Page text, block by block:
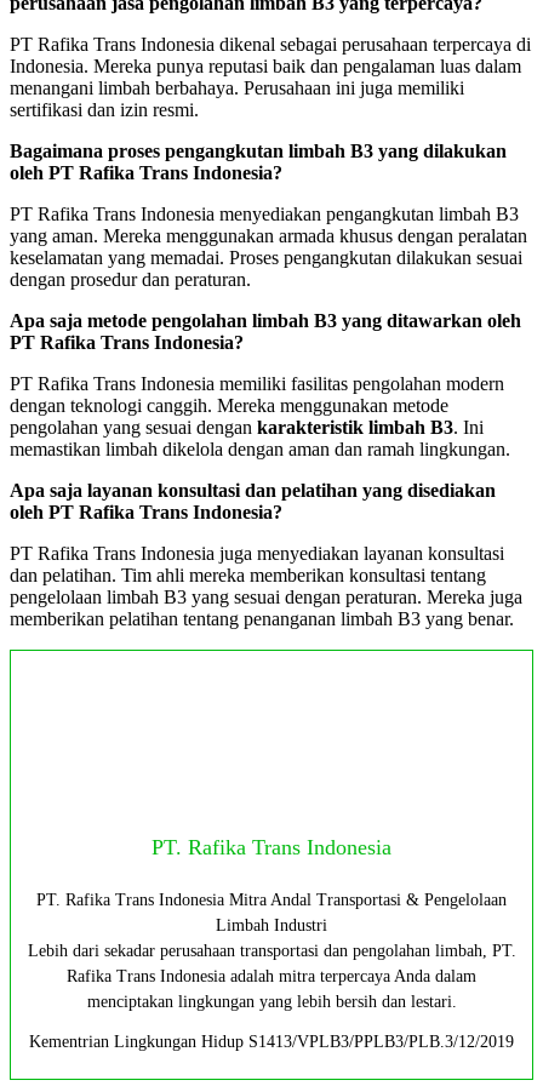
PT Rafika Trans Indonesia dikenal sebagai perusahaan terpercaya di
Indonesia. Mereka punya reputasi baik dan pengalaman luas dalam
menangani limbah berbahaya. Perusahaan ini juga memiliki
sertifikasi dan izin resmi.
Bagaimana proses pengangkutan limbah B3 yang dilakukan
oleh PT Rafika Trans Indonesia?
PT Rafika Trans Indonesia menyediakan pengangkutan limbah B3
yang aman. Mereka menggunakan armada khusus dengan peralatan
keselamatan yang memadai. Proses pengangkutan dilakukan sesuai
dengan prosedur dan peraturan.
Apa saja metode pengolahan limbah B3 yang ditawarkan oleh
PT Rafika Trans Indonesia?
PT Rafika Trans Indonesia memiliki fasilitas pengolahan modern
dengan teknologi canggih. Mereka menggunakan metode
pengolahan yang sesuai dengan karakteristik limbah B3. Ini
memastikan limbah dikelola dengan aman dan ramah lingkungan.
Apa saja layanan konsultasi dan pelatihan yang disediakan
oleh PT Rafika Trans Indonesia?
PT Rafika Trans Indonesia juga menyediakan layanan konsultasi
dan pelatihan. Tim ahli mereka memberikan konsultasi tentang
pengelolaan limbah B3 yang sesuai dengan peraturan. Mereka juga
memberikan pelatihan tentang penanganan limbah B3 yang benar.
PT. Rafika Trans Indonesia
PT. Rafika Trans Indonesia Mitra Andal Transportasi & Pengelolaan
Limbah Industri
Lebih dari sekadar perusahaan transportasi dan pengolahan limbah, PT.
Rafika Trans Indonesia adalah mitra terpercaya Anda dalam
menciptakan lingkungan yang lebih bersih dan lestari.
Kementrian Lingkungan Hidup S1413/VPLB3/PPLB3/PLB.3/12/2019